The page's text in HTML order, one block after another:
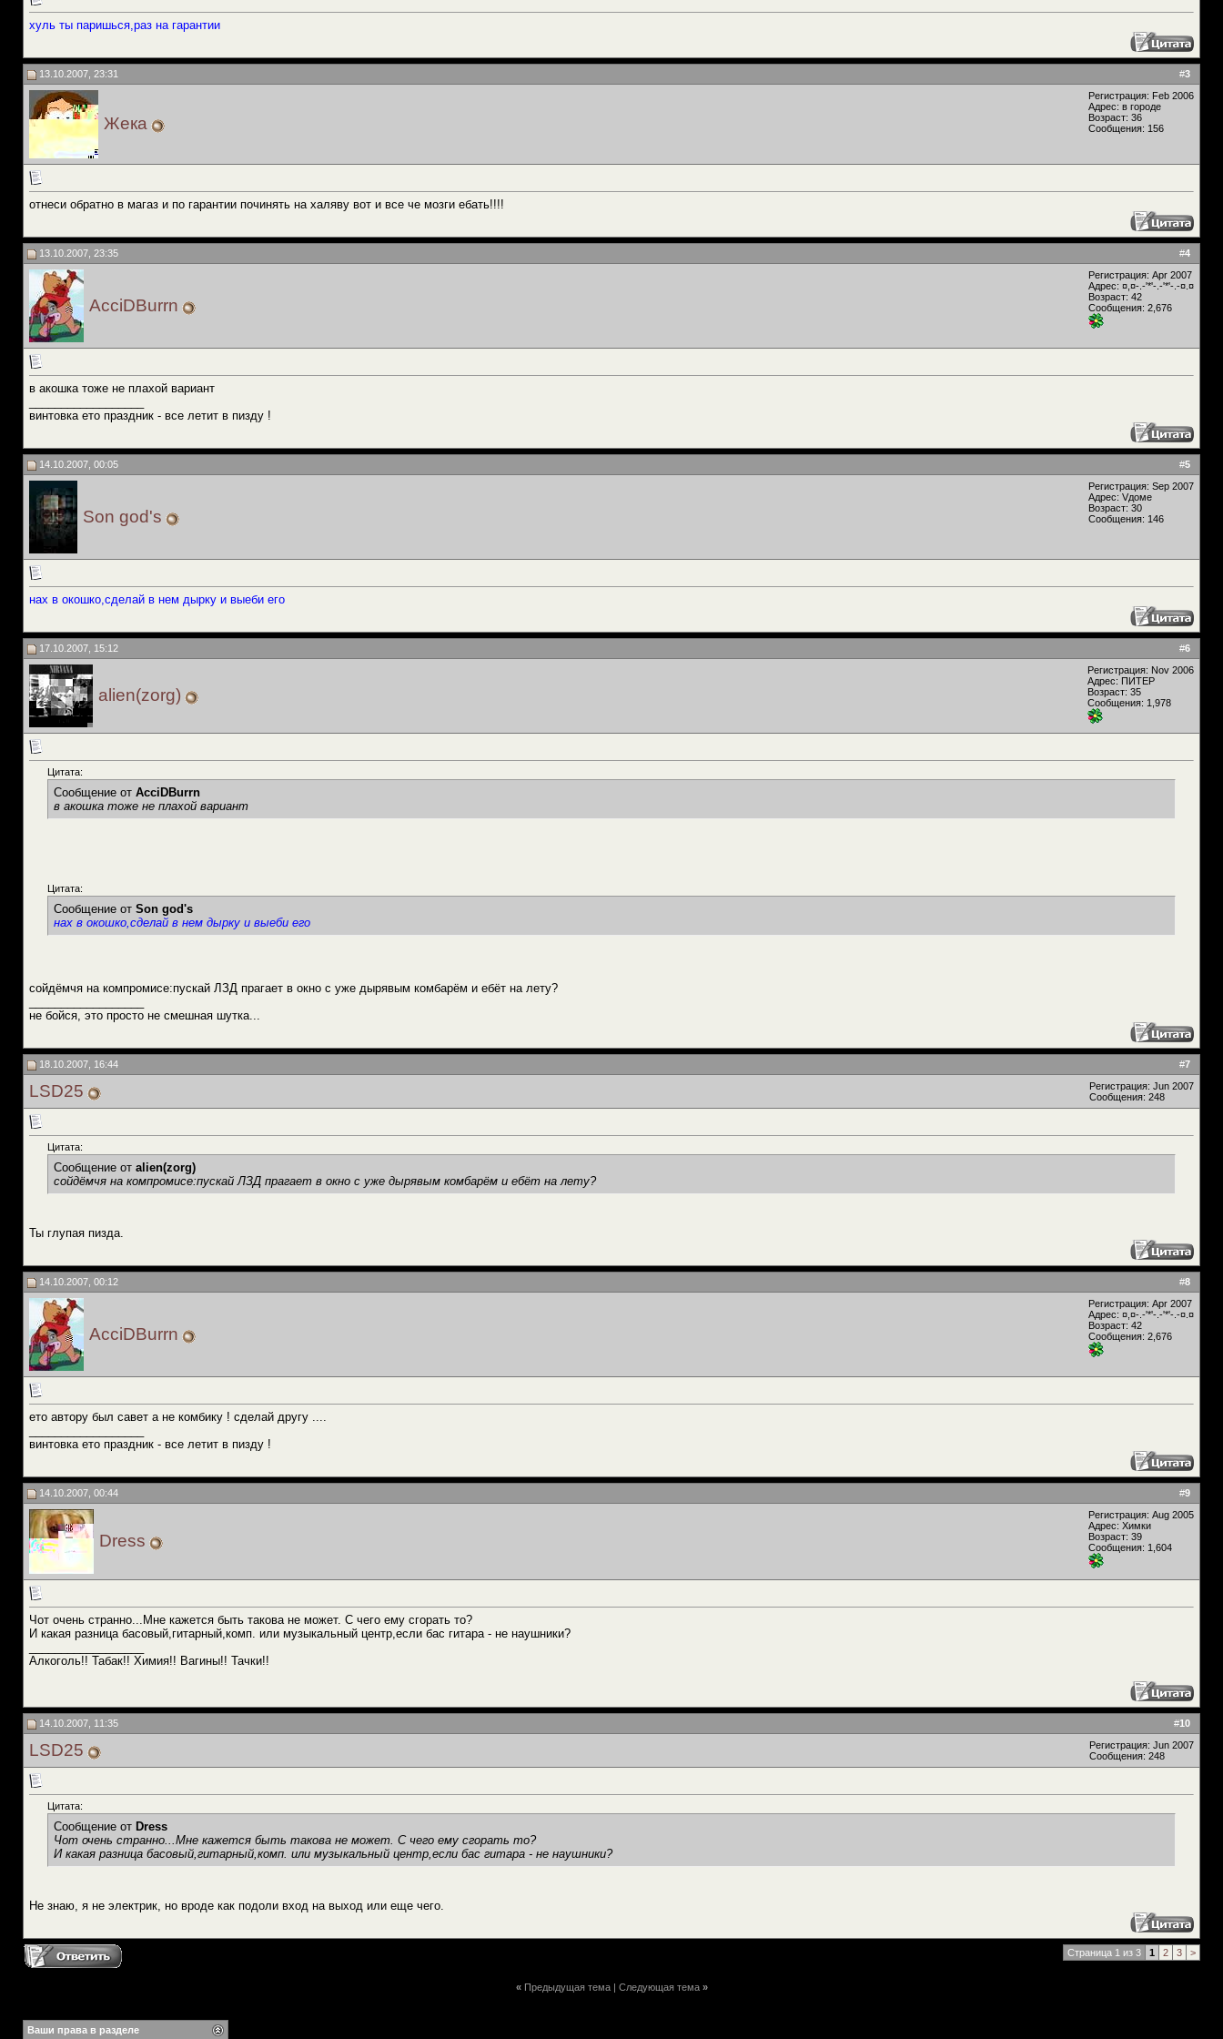
хуль ты паришься,раз на гарантии
#3
13.10.2007, 23:31
Жека
Регистрация: Feb 2006
Адрес: в городе
Возраст: 36
Сообщения: 156
отнеси обратно в магаз и по гарантии починять на халяву вот и все че мозги ебать!!!!
#4
13.10.2007, 23:35
AcciDBurrn
Регистрация: Apr 2007
Адрес: ¤,¤-.-'*'-.-'*'-.-¤.¤
Возраст: 42
Сообщения: 2,676
в акошка тоже не плахой вариант
винтовка ето праздник - все летит в пизду !
#5
14.10.2007, 00:05
Son god's
Регистрация: Sep 2007
Адрес: Vдоме
Возраст: 30
Сообщения: 146
нах в окошко,сделай в нем дырку и выеби его
#6
17.10.2007, 15:12
alien(zorg)
Регистрация: Nov 2006
Адрес: ПИТЕР
Возраст: 35
Сообщения: 1,978
Цитата:
Сообщение от AcciDBurrn
в акошка тоже не плахой вариант
Цитата:
Сообщение от Son god's
нах в окошко,сделай в нем дырку и выеби его
сойдёмчя на компромисе:пускай ЛЗД прагает в окно с уже дырявым комбарём и ебёт на лету?
не бойся, это просто не смешная шутка...
#7
18.10.2007, 16:44
LSD25
Регистрация: Jun 2007
Сообщения: 248
Цитата:
Сообщение от alien(zorg)
сойдёмчя на компромисе:пускай ЛЗД прагает в окно с уже дырявым комбарём и ебёт на лету?
Ты глупая пизда.
#8
14.10.2007, 00:12
AcciDBurrn
Регистрация: Apr 2007
Адрес: ¤,¤-.-'*'-.-'*'-.-¤.¤
Возраст: 42
Сообщения: 2,676
ето автору был савет а не комбику ! сделай другу ....
винтовка ето праздник - все летит в пизду !
#9
14.10.2007, 00:44
Dress
Регистрация: Aug 2005
Адрес: Химки
Возраст: 39
Сообщения: 1,604
Чот очень странно...Мне кажется быть такова не может. С чего ему сгорать то?
И какая разница басовый,гитарный,комп. или музыкальный центр,если бас гитара - не наушники?
Алкоголь!! Табак!! Химия!! Вагины!! Тачки!!
#10
14.10.2007, 11:35
LSD25
Регистрация: Jun 2007
Сообщения: 248
Цитата:
Сообщение от Dress
Чот очень странно...Мне кажется быть такова не может. С чего ему сгорать то?
И какая разница басовый,гитарный,комп. или музыкальный центр,если бас гитара - не наушники?
Не знаю, я не электрик, но вроде как подоли вход на выход или еще чего.
Страница 1 из 3 1 2 3 >
« Предыдущая тема| Следующая тема »
Ваши права в разделе